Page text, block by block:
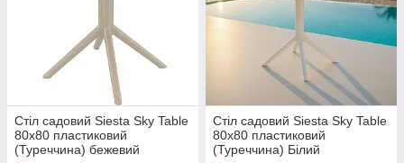
Стіл садовий Siesta Sky Table
80x80 пластиковий
(Туреччина) бежевий
Стіл садовий Siesta Sky Table
80x80 пластиковий
(Туреччина) Білий